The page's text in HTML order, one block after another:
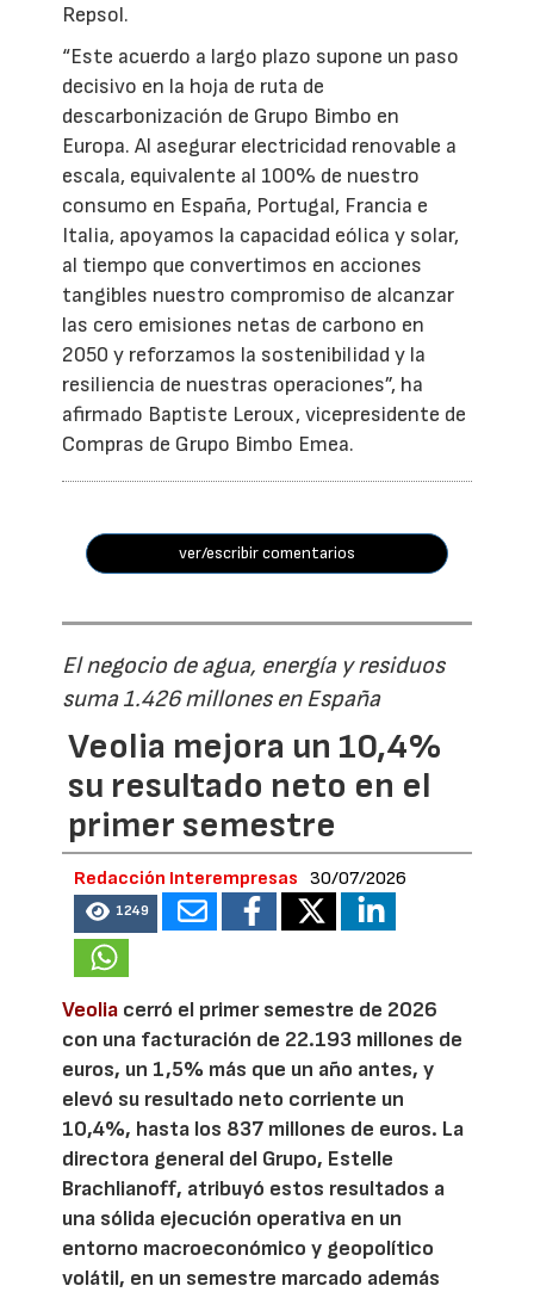
Repsol.
“Este acuerdo a largo plazo supone un paso
decisivo en la hoja de ruta de
descarbonización de Grupo Bimbo en
Europa. Al asegurar electricidad renovable a
escala, equivalente al 100% de nuestro
consumo en España, Portugal, Francia e
Italia, apoyamos la capacidad eólica y solar,
al tiempo que convertimos en acciones
tangibles nuestro compromiso de alcanzar
las cero emisiones netas de carbono en
2050 y reforzamos la sostenibilidad y la
resiliencia de nuestras operaciones”, ha
afirmado Baptiste Leroux, vicepresidente de
Compras de Grupo Bimbo Emea.
ver/escribir comentarios
El negocio de agua, energía y residuos
suma 1.426 millones en España
Veolia mejora un 10,4%
su resultado neto en el
primer semestre
Redacción Interempresas 30/07/2026
1249
Veolia cerró el primer semestre de 2026
con una facturación de 22.193 millones de
euros, un 1,5% más que un año antes, y
elevó su resultado neto corriente un
10,4%, hasta los 837 millones de euros. La
directora general del Grupo, Estelle
Brachlianoff, atribuyó estos resultados a
una sólida ejecución operativa en un
entorno macroeconómico y geopolítico
volátil, en un semestre marcado además